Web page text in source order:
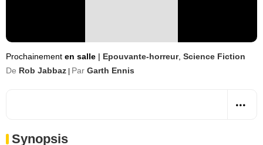
Prochainement en salle | Epouvante-horreur, Science Fiction
De Rob Jabbaz Par Garth Ennis
Synopsis